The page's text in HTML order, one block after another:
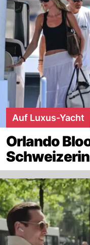
Auf Luxus-Yacht
Orlando